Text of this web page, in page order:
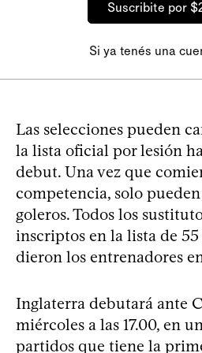
Suscribite por
Si ya tenés una
Las selecciones pueden
la lista oficial por lesión
debut. Una vez que
competencia, solo
goleros. Todos los
inscriptos en la lista de
dieron los entrenadores
Inglaterra debutará ante
miércoles a las 17.00, en
partidos que tiene la